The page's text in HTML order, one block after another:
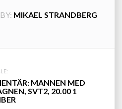
MIKAEL STRANDBERG
MANNEN MED
SVT2, 20.00 1